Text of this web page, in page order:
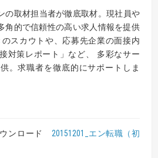
の取材担当者が徹底取材。現社員や
角的で信頼性の高い求人情報を提供
スカウトや、応募先企業の面接内
対策レポート」など、 多彩なサー
。求職者を徹底的にサポートしま
ンロード 20151201_エン転職（初